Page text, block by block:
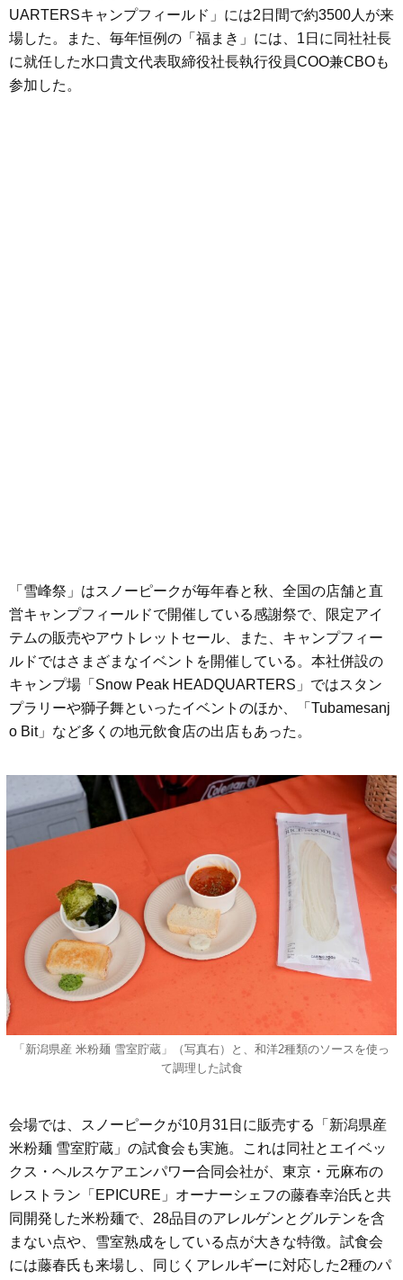
UARTERSキャンプフィールド」には2日間で約3500人が来
場した。また、毎年恒例の「福まき」には、1日に同社社長
に就任した水口貴文代表取締役社長執行役員COO兼CBOも
参加した。
「雪峰祭」はスノーピークが毎年春と秋、全国の店舗と直
営キャンプフィールドで開催している感謝祭で、限定アイ
テムの販売やアウトレットセール、また、キャンプフィー
ルドではさまざまなイベントを開催している。本社併設の
キャンプ場「Snow Peak HEADQUARTERS」ではスタン
プラリーや獅子舞といったイベントのほか、「Tubamesanj
o Bit」など多くの地元飲食店の出店もあった。
「新潟県産 米粉麺 雪室貯蔵」（写真右）と、和洋2種類のソースを使っ
て調理した試食
会場では、スノーピークが10月31日に販売する「新潟県産
米粉麺 雪室貯蔵」の試食会も実施。これは同社とエイベッ
クス・ヘルスケアエンパワー合同会社が、東京・元麻布の
レストラン「EPICURE」オーナーシェフの藤春幸治氏と共
同開発した米粉麺で、28品目のアレルゲンとグルテンを含
まない点や、雪室熟成をしている点が大きな特徴。試食会
には藤春氏も来場し、同じくアレルギーに対応した2種のパ